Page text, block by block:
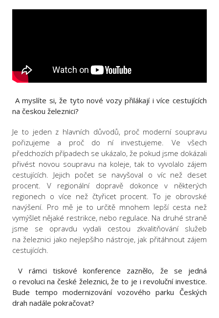
A myslíte si, že tyto nové vozy přilákají i více cestujících
na českou železnici?
Je to jeden z hlavních důvodů, proč moderní soupravu
pořizujeme a proč do ní investujeme. Ve všech
předchozích případech se ukázalo, že pokud jsme dokázali
přivést novou soupravu na koleje, tak to vyvolalo zájem
cestujících. Jejich počet se navyšoval o víc než deset
procent. V regionální dopravě dokonce v některých
regionech o více než čtyřicet procent. To je obrovské
navýšení. Pro mě je to určitě mnohem lepší cesta než
vymýšlet nějaké restrikce, nebo regulace. Na druhé straně
jsme se opravdu vydali cestou zkvalitňování služeb
na železnici jako nejlepšího nástroje, jak přitáhnout zájem
cestujících.
V rámci tiskové konference zaznělo, že se jedná
o revoluci na české železnici, že to je i revoluční investice.
Bude tempo modernizování vozového parku Českých
drah nadále pokračovat?